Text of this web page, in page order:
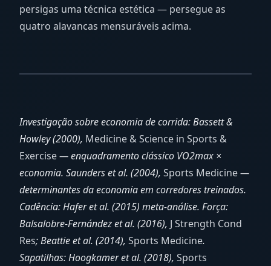
persigas uma técnica estética — persegue as
quatro alavancas mensuráveis acima.
Investigação sobre economia de corrida: Bassett &
Howley (2000), Medicine & Science in Sports &
Exercise— enquadramento clássico VO2max ×
economia. Saunders et al. (2004), Sports Medicine—
determinantes da economia em corredores treinados.
Cadência: Hafer et al. (2015) meta-análise. Força:
Balsalobre-Fernández et al. (2016), J Strength Cond
Res; Beattie et al. (2014), Sports Medicine.
Sapatilhas: Hoogkamer et al. (2018), Sports